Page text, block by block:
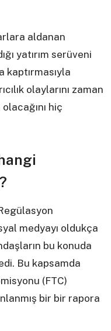
aldanan
yatırım serüveni
kaptırmasıyla
olaylarını zaman
hiç
medyayı oldukça
bu konuda
Bu kapsamda
(FTC)
bir bir rapora